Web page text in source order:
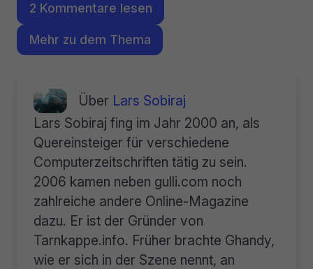
2 Kommentare lesen
Mehr zu dem Thema
Über Lars Sobiraj
Lars Sobiraj fing im Jahr 2000 an, als
Quereinsteiger für verschiedene
Computerzeitschriften tätig zu sein.
2006 kamen neben gulli.com noch
zahlreiche andere Online-Magazine
dazu. Er ist der Gründer von
Tarnkappe.info. Früher brachte Ghandy,
wie er sich in der Szene nennt, an